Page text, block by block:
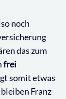
noch
das zum
frei
somit etwas
Franz